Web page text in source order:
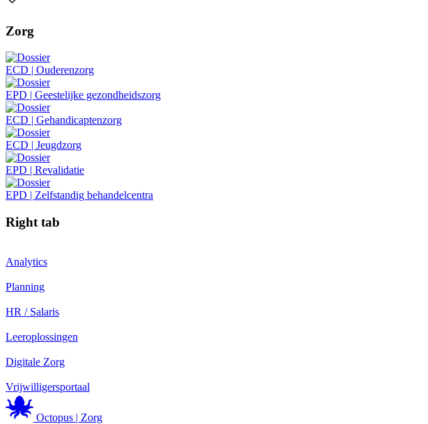
Zorg
ECD | Ouderenzorg
EPD | Geestelijke gezondheidszorg
ECD | Gehandicaptenzorg
ECD | Jeugdzorg
EPD | Revalidatie
EPD | Zelfstandig behandelcentra
Right tab
Analytics
Planning
HR / Salaris
Leeroplossingen
Digitale Zorg
Vrijwilligersportaal
Octopus | Zorg